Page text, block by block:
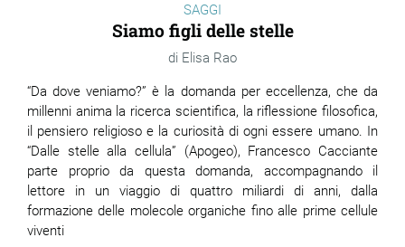
SAGGI
Siamo figli delle stelle
Elisa Rao
“Da dove veniamo?” è la domanda per eccellenza, che da
millenni anima la ricerca scientifica, la riflessione filosofica,
il pensiero religioso e la curiosità di ogni essere umano. In
“Dalle stelle alla cellula” (Apogeo), Francesco Cacciante
parte proprio da questa domanda, accompagnando il
lettore in un viaggio di quattro miliardi di anni, dalla
formazione delle molecole organiche fino alle prime cellule
viventi